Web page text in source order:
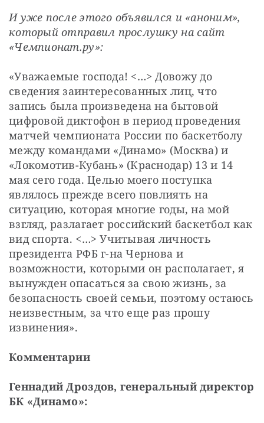
И уже после этого объявился и «аноним»,
который отправил прослушку на сайт
«Чемпионат.ру»:
«Уважаемые господа! <…> Довожу до
сведения заинтересованных лиц, что
запись была произведена на бытовой
цифровой диктофон в период проведения
матчей чемпионата России по баскетболу
между командами «Динамо» (Москва) и
«Локомотив-Кубань» (Краснодар) 13 и 14
мая сего года. Целью моего поступка
являлось прежде всего повлиять на
ситуацию, которая многие годы, на мой
взгляд, разлагает российский баскетбол как
вид спорта. <…> Учитывая личность
президента РФБ г-на Чернова и
возможности, которыми он располагает, я
вынужден опасаться за свою жизнь, за
безопасность своей семьи, поэтому остаюсь
неизвестным, за что еще раз прошу
извинения».
Комментарии
Геннадий Дроздов, генеральный директор
БК «Динамо»: